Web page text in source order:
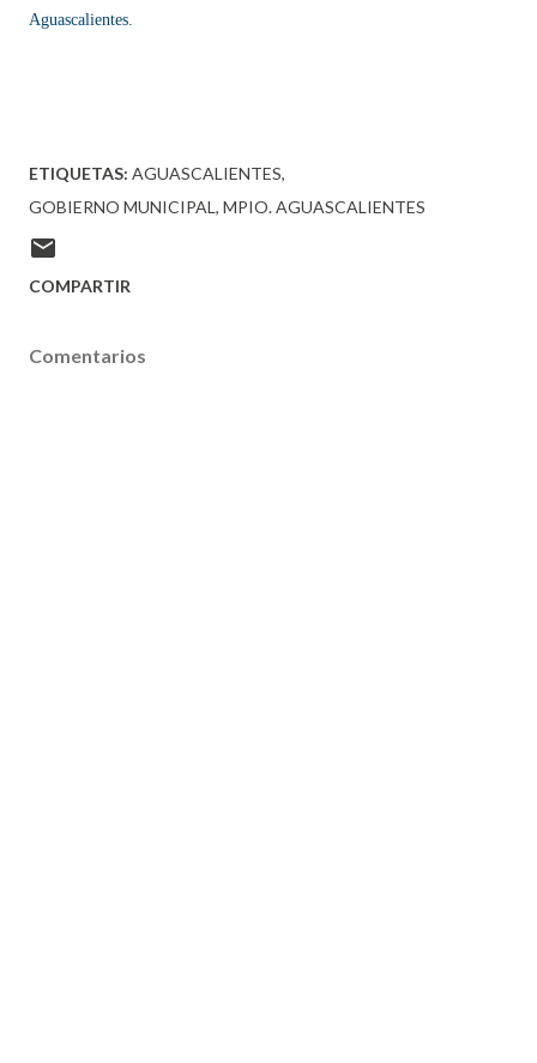
Aguascalientes.
ETIQUETAS: AGUASCALIENTES
GOBIERNO MUNICIPAL MPIO. AGUASCALIENTES
COMPARTIR
Comentarios